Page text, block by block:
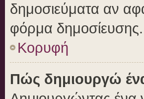
δημοσιεύματα αν
φόρμα δημοσίευσης.
Κορυφή
Πώς δημιουργώ